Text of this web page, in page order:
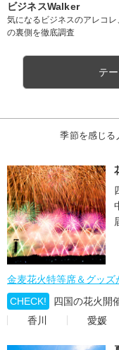
ビジネスWalker
気になるビジネスのアレコレ
の裏側を徹底調査
テ
季節を感じる
金麦花火特等席＆グッズ
CHECK!
四国の花火開
香川
愛媛